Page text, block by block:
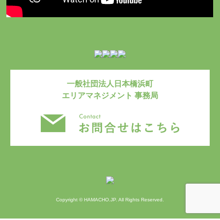
一般社団法人日本橋浜町
エリアマネジメント 事務局
Copyright © HAMACHO.JP. All Rights Reserved.